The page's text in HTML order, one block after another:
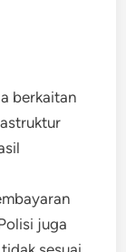
berkaitan
juga